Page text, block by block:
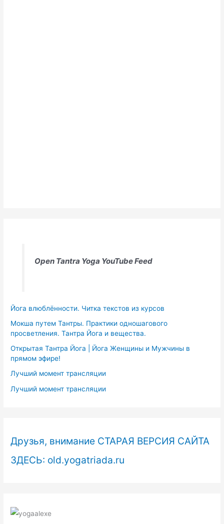
Open Tantra Yoga YouTube Feed
Йога влюблённости. Читка текстов из курсов
Мокша путем Тантры. Практики одношагового
просветления. Тантра Йога и вещества.
Открытая Тантра Йога | Йога Женщины и Мужчины в
прямом эфире!
Лучший момент трансляции
Лучший момент трансляции
Друзья, внимание СТАРАЯ ВЕРСИЯ САЙТА
ЗДЕСЬ: old.yogatriada.ru